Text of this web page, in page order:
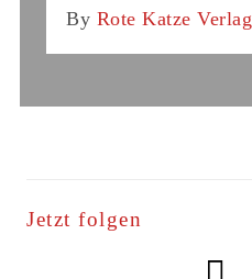
By Rote Katze Verlag
Jetzt folgen